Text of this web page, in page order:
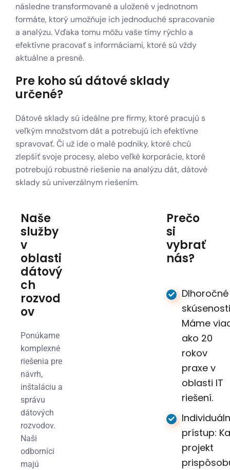
následne transformované a uložené v jednotnom
formáte, ktorý umožňuje ich jednoduché spracovanie
a analýzu. Vďaka tomu môžu vaše tímy rýchlo a
efektívne pracovať s informáciami, ktoré sú vždy
aktuálne a presné.
Pre koho sú dátové sklady
určené?
Dátové sklady sú ideálne pre firmy, ktoré pracujú s
veľkým množstvom dát a potrebujú ich efektívne
spravovať. Či už ide o malé podniky, ktoré chcú
zlepšiť svoje procesy, alebo veľké korporácie, ktoré
potrebujú robustné riešenie na analýzu dát, dátové
sklady sú univerzálnym riešením.
Naše
služby
v
oblasti
dátový
ch
rozvod
ov
Ponúkame
komplexné
riešenia pre
návrh,
inštaláciu a
správu
dátových
rozvodov.
Naši
odborníci
majú
Prečo
si
vybrať
nás?
Dlhoročné
Máme
ako 20
rokov
praxe v
oblasti IT
riešení.
prístup:
projekt